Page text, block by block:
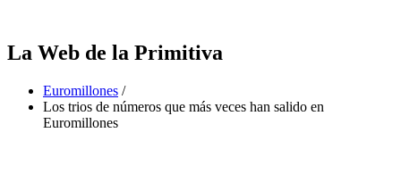
La Web de la Primitiva
Euromillones /
Los trios de números que más veces han salido en
Euromillones